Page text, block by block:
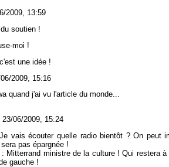
2009, 13:59
soutien !
moi !
une idée !
2009, 15:16
quand j'ai vu l'article du monde...
23/06/2009, 15:24
vais écouter quelle radio bientôt ? On peut
pas épargnée !
: Mitterrand ministre de la culture ! Qui restera
gauche !